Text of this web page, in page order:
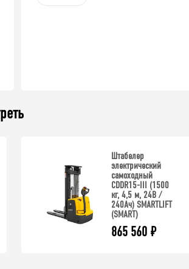
Штабелер
электрический
самоходный
CDDR15-III (1500
кг, 4,5 м, 24В /
240Ач) SMARTLIFT
(SMART)
865 560 ₽